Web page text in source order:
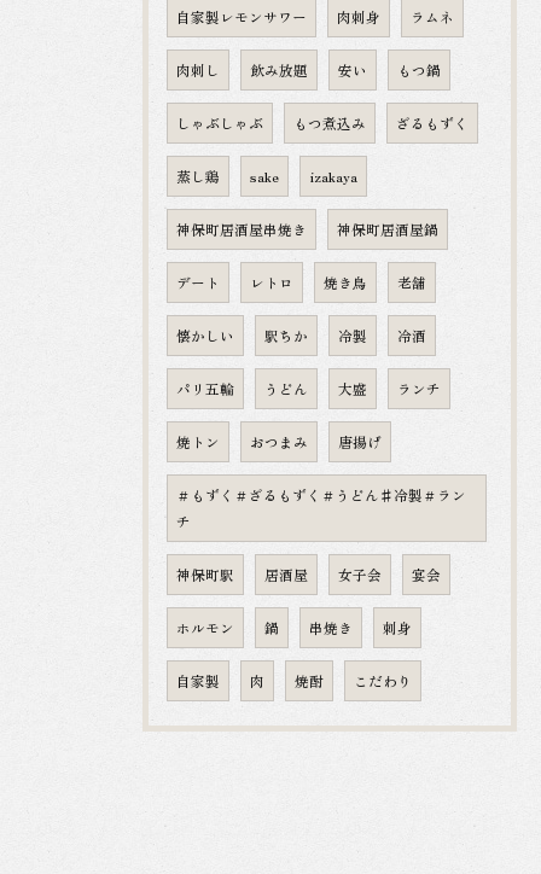
自家製レモンサワー 肉刺身 ラムネ
肉刺し 飲み放題 安い もつ鍋
しゃぶしゃぶ もつ煮込み ざるもずく
蒸し鶏 sake izakaya
神保町居酒屋串焼き 神保町居酒屋鍋
デート レトロ 焼き鳥 老舗
懐かしい 駅ちか 冷製 冷酒
パリ五輪 うどん 大盛 ランチ
焼トン おつまみ 唐揚げ
＃もずく＃ざるもずく＃うどん♯冷製＃ラン
チ
神保町駅 居酒屋 女子会 宴会
ホルモン 鍋 串焼き 刺身
自家製 肉 焼酎 こだわり